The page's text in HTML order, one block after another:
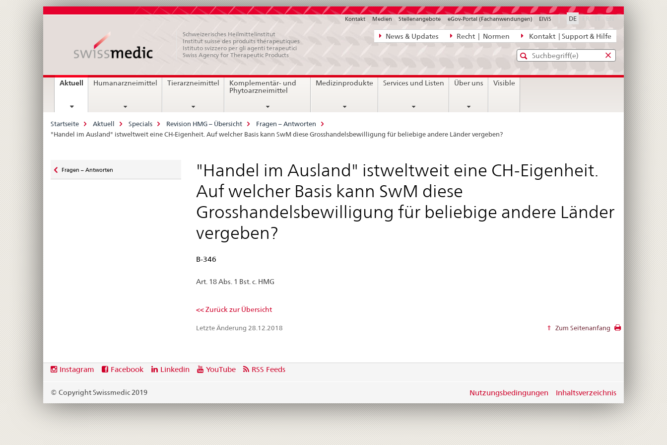
Direktnavigation
News,
Kontakt
News & Updates Recht | Normen Kontakt | Support & Hilfe
DE FRdisabled
disabled
EN disabled
Kontakt Medien Stellenangebote eGov-Portal (Fachanwendungen) ElViS
Schweizerisches Heilmittelinstitut
Institut suisse des produits thérapeutiques
Istituto svizzero per gli agenti terapeutici
Swiss Agency for Therapeutic Products
Standard-
Suche
Eingabefenster
diefür
Hauptnavigation
Aktuell current
Humanarzneimittel Tierarzneimittel
Komplementär- und
Phytoarzneimittel
Medizinprodukte Services und Listen Über uns Visible
Breadcrumb
Startseite Aktuell Specials Revision HMG – Übersicht
Fragen – Antworten
"Handel im Ausland" istweltweit eine CH-Eigenheit. Auf welcher Basis kann SwM diese Grosshandelsbewilligung für beliebige andere Länder vergeben?
zu
Fragen – Antworten
"Handel im Ausland" istweltweit eine CH-Eigenheit.
Auf welcher Basis kann SwM diese
Grosshandelsbewilligung für beliebige andere Länder
vergeben?
B-346
Art. 18 Abs. 1 Bst. c. HMG
<< Zurück zur Übersicht
Letzte Änderung 28.12.2018 Zum Seitenanfang
Footer
Social
links
Instagram Facebook Linkedin YouTube RSS Feeds
© Copyright Swissmedic 2019 Nutzungsbedingungen Inhaltsverzeichnis